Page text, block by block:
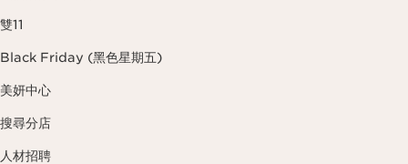
雙11
Black Friday (黑色星期五)
美妍中心
搜尋分店
人材招聘